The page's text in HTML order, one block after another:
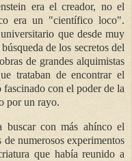
era el creador, no el
era un "científico loco".
que desde muy
de los secretos del
de grandes alquimistas
trataban de encontrar el
fascinado con el poder de la
por un rayo.
con más ahínco el
numerosos experimentos
que había reunido a